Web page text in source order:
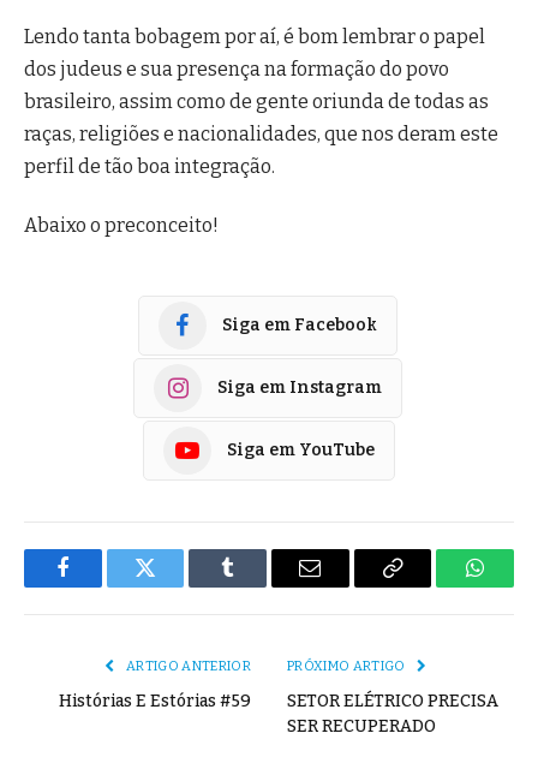
Lendo tanta bobagem por aí, é bom lembrar o papel
dos judeus e sua presença na formação do povo
brasileiro, assim como de gente oriunda de todas as
raças, religiões e nacionalidades, que nos deram este
perfil de tão boa integração.
Abaixo o preconceito!
Siga em Facebook
Siga em Instagram
Siga em YouTube
FacebookTwitter Tumblr
E-
Copiar
ARTIGO ANTERIOR
Histórias E Estórias #59
PRÓXIMO ARTIGO
SETOR ELÉTRICO PRECISA
SER RECUPERADO